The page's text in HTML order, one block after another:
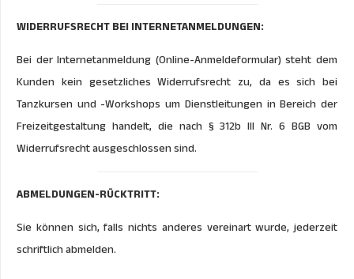
WIDERRUFSRECHT BEI INTERNETANMELDUNGEN:
Bei der Internetanmeldung (Online-Anmeldeformular) steht dem
Kunden kein gesetzliches Widerrufsrecht zu, da es sich bei
Tanzkursen und -Workshops um Dienstleitungen in Bereich der
Freizeitgestaltung handelt, die nach § 312b III Nr. 6 BGB vom
Widerrufsrecht ausgeschlossen sind.
ABMELDUNGEN-RÜCKTRITT:
Sie können sich, falls nichts anderes vereinart wurde, jederzeit
schriftlich abmelden.